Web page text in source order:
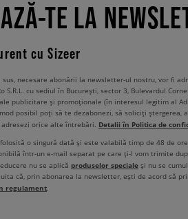
TE LA
cu Sizeer
necesare abonării la newsletter-ul nostru, vor fi
S.R.L. cu sediul în București, sector 3, Bulevardul
publicitare și promoționale (în interesul legitim al
posibil poți să te dezabonezi, să soliciți ștergerea,
orice alte întrebări. Detalii în Politica de
o singură dată și este valabilă timp de 48 de
într-un e-mail separat pe care ți-l vom trimite
nu se aplică produselor speciale și nu se
că, prin abonarea la newsletter, ești de acord să
regulament.